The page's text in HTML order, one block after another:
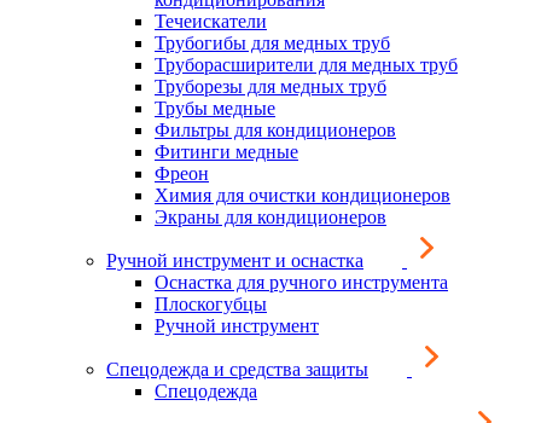
Течеискатели
Трубогибы для медных труб
Труборасширители для медных труб
Труборезы для медных труб
Трубы медные
Фильтры для кондиционеров
Фитинги медные
Фреон
Химия для очистки кондиционеров
Экраны для кондиционеров
Ручной инструмент и оснастка
Оснастка для ручного инструмента
Плоскогубцы
Ручной инструмент
Спецодежда и средства защиты
Спецодежда